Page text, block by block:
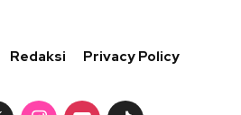
Redaksi Privacy Policy